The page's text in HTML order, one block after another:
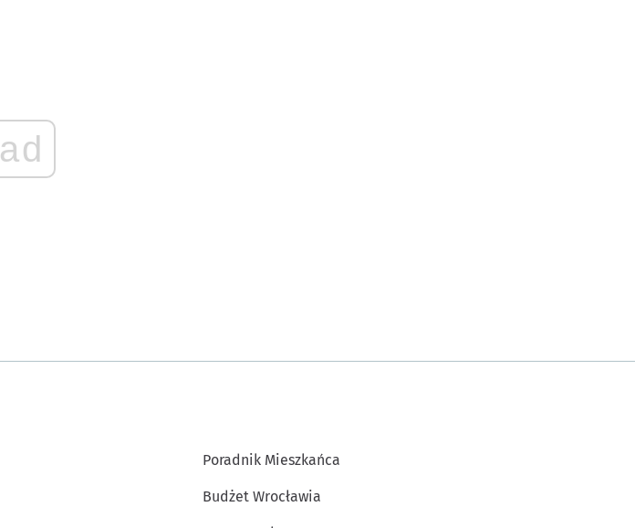
ad
Poradnik Mieszkańca
Budżet Wrocławia